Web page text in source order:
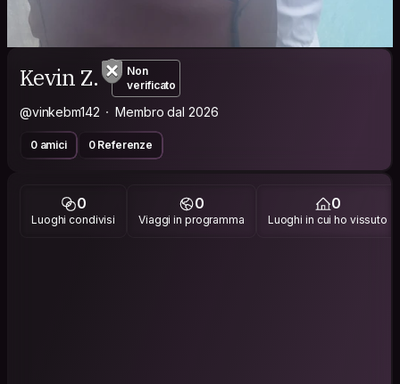
Kevin Z.
Non
verificato
@vinkebm142 Membro dal 2026
0 amici 0 Referenze
0
Luoghi condivisi
0
Viaggi in programma
0
Luoghi in cui ho vissuto